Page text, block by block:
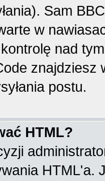
Sam
w
nad
postu.
HTML?
HTML'a.